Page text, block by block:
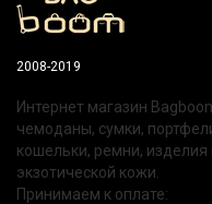
2008-2019
Интернет магазин
чемоданы, сумки,
кошельки, ремни, изделия
экзотической кожи.
Принимаем к оплате: